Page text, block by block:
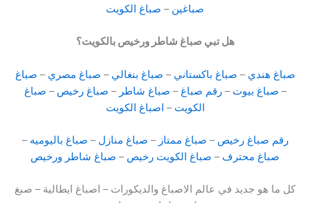
صباغين – صباغ الكويت
هل تبي صباغ شاطر ورخيص بالكويت؟
صباغ هندي – صباغ باكستاني – صباغ بنغالي – صباغ مصري – صباغ
– صباغ بيوت –رقم صباغ – صباغ شاطر – صباغ رخيص – صباغ
الكويت – اصباغ الكويت
رقم صباغ رخيص – صباغ ممتاز – صباغ منازل – صباغ باليوميه –
صباغ محترف – صباغ الكويت رخيص – صباغ شاطر ورخيص
كل ما هو جديد في عالم الاصباغ والديكورات – اصباغ ايطالية – صبغ